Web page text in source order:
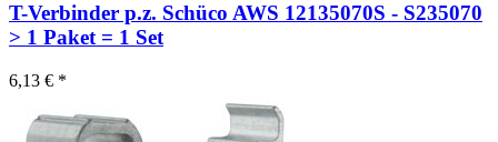
T-Verbinder p.z. Schüco AWS 12135070S - S235070
> 1 Paket = 1 Set
6,13 € *